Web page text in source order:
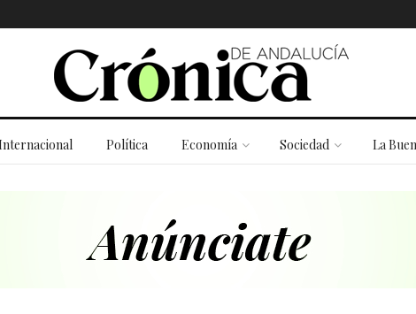
Política Economía Sociedad La